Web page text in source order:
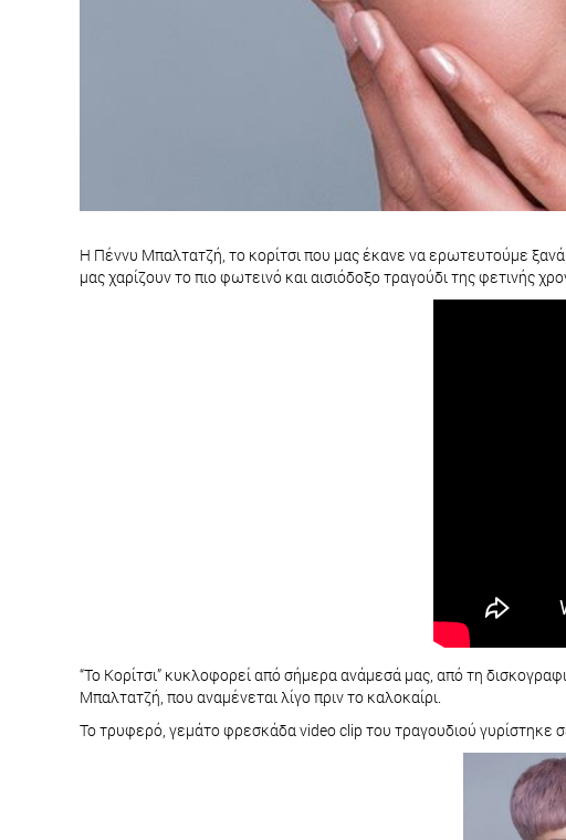
Η Πέννυ Μπαλτατζή, το κορίτσι που μας έκανε να ερωτευτούμε
μας χαρίζουν το πιο φωτεινό και αισιόδοξο τραγούδι της φετινής
“Το Κορίτσι” κυκλοφορεί από σήμερα ανάμεσά μας, από τη
Μπαλτατζή, που αναμένεται λίγο πριν το καλοκαίρι.
Το τρυφερό, γεμάτο φρεσκάδα video clip του τραγουδιού